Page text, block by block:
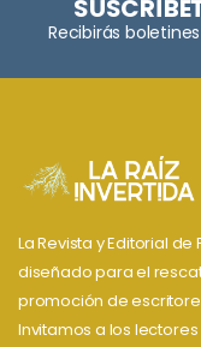
Recibirás
La Revista y Editorial
diseñado para el
promoción de
Invitamos a los